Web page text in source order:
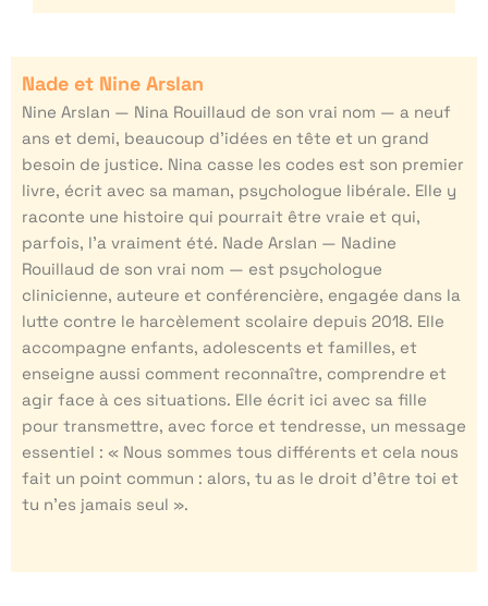
Nade et Nine Arslan
Nine Arslan — Nina Rouillaud de son vrai nom — a neuf
ans et demi, beaucoup d’idées en tête et un grand
besoin de justice. Nina casse les codes est son premier
livre, écrit avec sa maman, psychologue libérale. Elle y
raconte une histoire qui pourrait être vraie et qui,
parfois, l’a vraiment été. Nade Arslan — Nadine
Rouillaud de son vrai nom — est psychologue
clinicienne, auteure et conférencière, engagée dans la
lutte contre le harcèlement scolaire depuis 2018. Elle
accompagne enfants, adolescents et familles, et
enseigne aussi comment reconnaître, comprendre et
agir face à ces situations. Elle écrit ici avec sa fille
pour transmettre, avec force et tendresse, un message
essentiel : « Nous sommes tous différents et cela nous
fait un point commun : alors, tu as le droit d’être toi et
tu n’es jamais seul ».